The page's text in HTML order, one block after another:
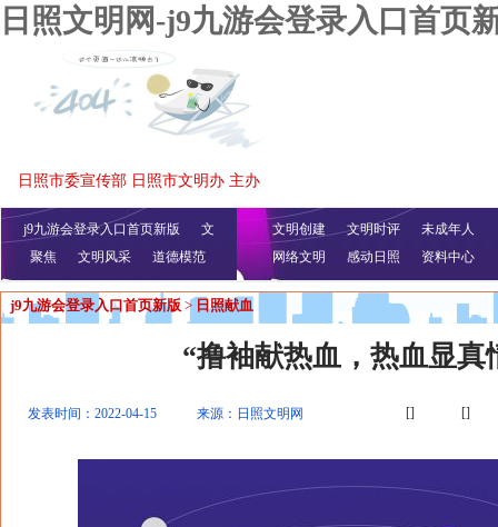
日照文明网-j9九游会登录入口首页
日照市委宣传部 日照市文明办 主办
j9九游会登录入口首页新版
文
明播报
公益视频
聚焦 文明风采 道德模范
文明创建 文明时评
未成年人
网络文明
感动日照 资料中心
j9九游会登录入口首页新版 > 日照献血
“撸袖献热血，热血显真
发表时间：2022-04-15 来源：日照文明网 [] []